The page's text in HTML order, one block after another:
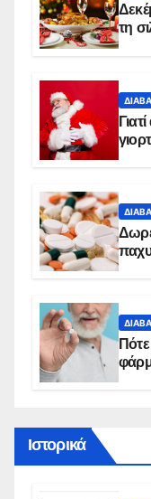
τη
Ιστορικά